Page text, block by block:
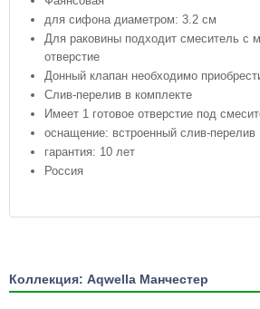
для сифона диаметром: 3.2 см
Для раковины подходит смеситель с
отверстие
Донный клапан необходимо
Слив-перелив в комплекте
Имеет 1 готовое отверстие под
оснащение: встроенный слив-перелив
гарантия: 10 лет
Россия
Коллекция: Aqwella Манчестер